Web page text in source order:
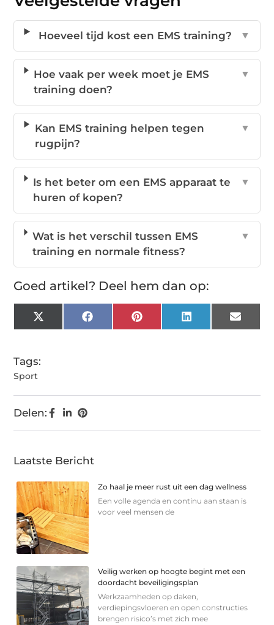
Hoeveel tijd kost een EMS training? ▼
Hoe vaak per week moet je EMS
training doen?
▼
Kan EMS training helpen tegen
rugpijn?
▼
Is het beter om een EMS apparaat te
huren of kopen?
▼
Wat is het verschil tussen EMS
training en normale fitness?
▼
Goed artikel? Deel hem dan op:
X
(Twitter)
FacebookPinterest LinkedIn Email
Tags:
Sport
Delen:
Laatste Bericht
Zo haal je meer rust uit een dag wellness
Een volle agenda en continu aan staan is
voor veel mensen de
Veilig werken op hoogte begint met een
doordacht beveiligingsplan
Werkzaamheden op daken,
verdiepingsvloeren en open constructies
brengen risico’s met zich mee